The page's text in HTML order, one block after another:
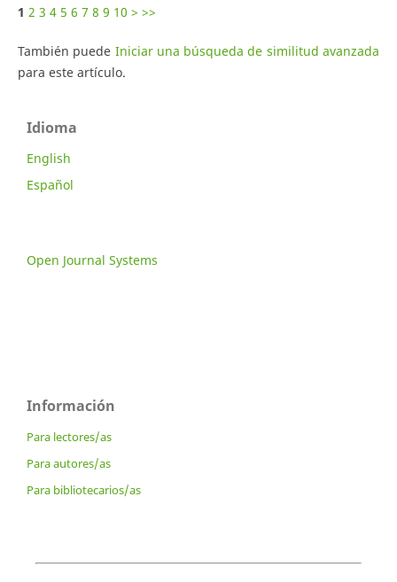
1 2 3 4 5 6 7 8 9 10 > >>
También puede Iniciar una búsqueda de similitud avanzada
para este artículo.
Idioma
English
Español
Open Journal Systems
Información
Para lectores/as
Para autores/as
Para bibliotecarios/as